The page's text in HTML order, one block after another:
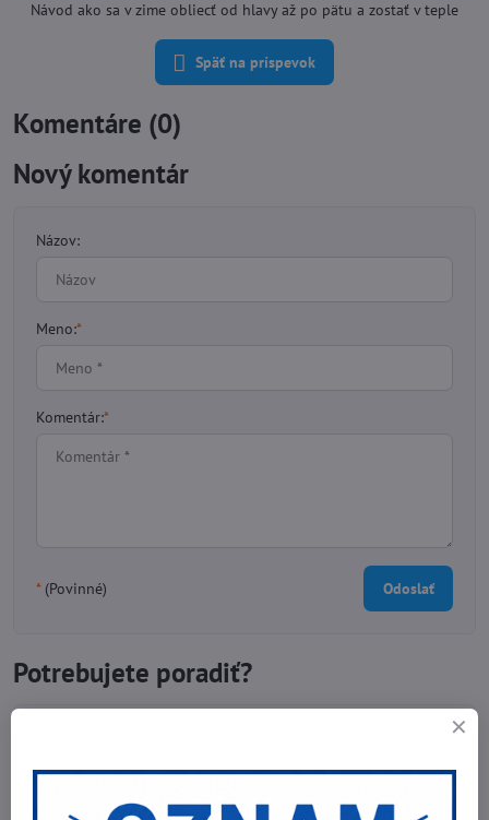
Návod ako sa v zime obliecť od hlavy až po pätu a zostať v teple
Späť na príspevok
Komentáre (0)
Nový komentár
Názov:
Meno:*
Komentár:*
*(Povinné) Odoslať
Potrebujete poradiť?
E-mail
info@nebex.sk